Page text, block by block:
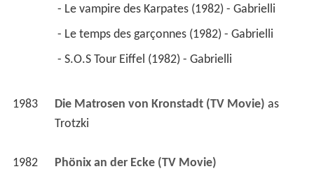
- Le vampire des Karpates (1982) - Gabrielli
- Le temps des garçonnes (1982) - Gabrielli
- S.O.S Tour Eiffel (1982) - Gabrielli
1983 Die Matrosen von Kronstadt (TV Movie)
as
Trotzki
1982 Phönix an der Ecke (TV Movie)